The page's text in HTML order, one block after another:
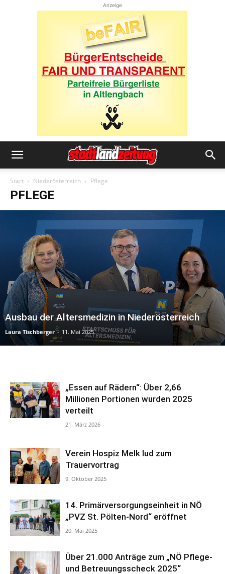
Anzeige
Start Niederösterreich Pflege
PFLEGE
Ausbau der Altersmedizin in Niederösterreich
Laura Tischberger - 11. Mai 2025
„Essen auf Rädern“: Über 2,66
Millionen Portionen wurden 2025
verteilt
21. März 2026
Verein Hospiz Melk lud zum
Trauervortrag
9. Oktober 2025
14. Primärversorgungseinheit in NÖ
„PVZ St. Pölten-Nord“ eröffnet
20. Mai 2025
Über 21.000 Anträge zum „NÖ Pflege-
und Betreuungsscheck 2025“